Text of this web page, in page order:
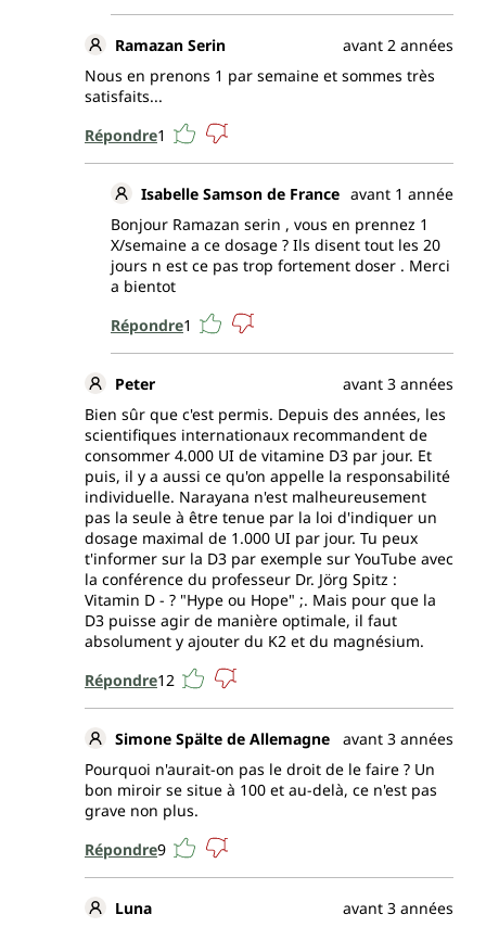
Ramazan Serin
avant 2 années
Nous en prenons 1 par semaine et sommes très
satisfaits...
Répondre1
Isabelle Samson de France avant 1 année
Bonjour Ramazan serin , vous en prennez 1
X/semaine a ce dosage ? Ils disent tout les 20
jours n est ce pas trop fortement doser . Merci
a bientot
Répondre1
Peter
avant 3 années
Bien sûr que c'est permis. Depuis des années, les
scientifiques internationaux recommandent de
consommer 4.000 UI de vitamine D3 par jour. Et
puis, il y a aussi ce qu'on appelle la responsabilité
individuelle. Narayana n'est malheureusement
pas la seule à être tenue par la loi d'indiquer un
dosage maximal de 1.000 UI par jour. Tu peux
t'informer sur la D3 par exemple sur YouTube avec
la conférence du professeur Dr. Jörg Spitz :
Vitamin D - ? "Hype ou Hope" ;. Mais pour que la
D3 puisse agir de manière optimale, il faut
absolument y ajouter du K2 et du magnésium.
Répondre12
Simone Spälte de Allemagne
avant 3 années
Pourquoi n'aurait-on pas le droit de le faire ? Un
bon miroir se situe à 100 et au-delà, ce n'est pas
grave non plus.
Répondre9
Luna
avant 3 années